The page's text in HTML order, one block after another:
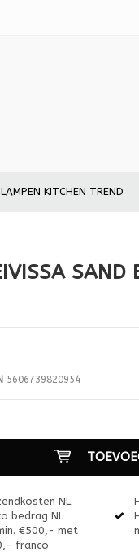
KITCHEN TREND
SAND
5606739820954
NL
bedrag NL
€500,- met
franco